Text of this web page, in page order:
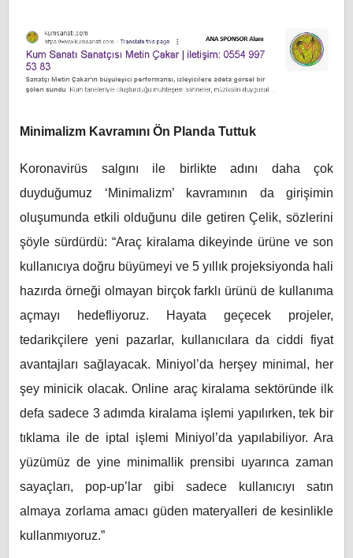
Minimalizm Kavramını Ön Planda Tuttuk
Koronavirüs salgını ile birlikte adını daha çok
duyduğumuz ‘Minimalizm’ kavramının da girişimin
oluşumunda etkili olduğunu dile getiren Çelik, sözlerini
şöyle sürdürdü: “Araç kiralama dikeyinde ürüne ve son
kullanıcıya doğru büyümeyi ve 5 yıllık projeksiyonda hali
hazırda örneği olmayan birçok farklı ürünü de kullanıma
açmayı hedefliyoruz. Hayata geçecek projeler,
tedarikçilere yeni pazarlar, kullanıcılara da ciddi fiyat
avantajları sağlayacak. Miniyol’da herşey minimal, her
şey minicik olacak. Online araç kiralama sektöründe ilk
defa sadece 3 adımda kiralama işlemi yapılırken, tek bir
tıklama ile de iptal işlemi Miniyol’da yapılabiliyor. Ara
yüzümüz de yine minimallik prensibi uyarınca zaman
sayaçları, pop-up’lar gibi sadece kullanıcıyı satın
almaya zorlama amacı güden materyalleri de kesinlikle
kullanmıyoruz.”